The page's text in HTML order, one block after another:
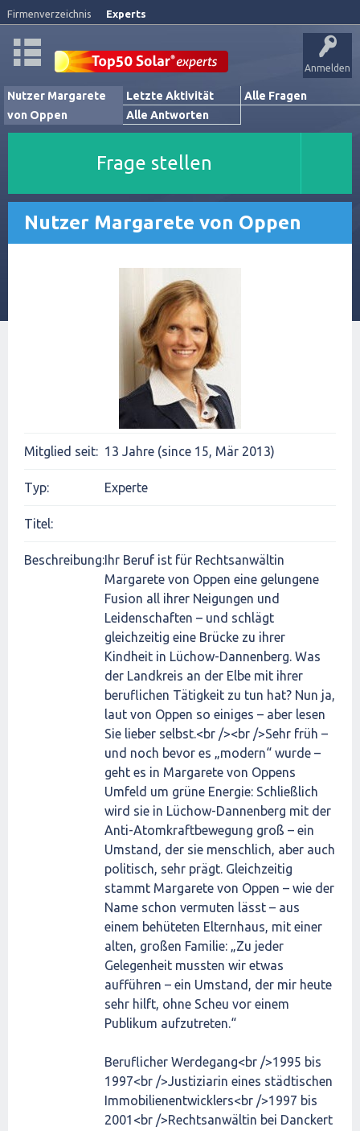
Firmenverzeichnis Experts
Anmelden
Nutzer Margarete
von Oppen
Letzte Aktivität
Alle Fragen
Alle Antworten
Frage stellen
Nutzer Margarete von Oppen
Mitglied seit: 13 Jahre (since 15, Mär 2013)
Typ: Experte
Titel:
Beschreibung:Ihr Beruf ist für Rechtsanwältin
Margarete von Oppen eine gelungene
Fusion all ihrer Neigungen und
Leidenschaften – und schlägt
gleichzeitig eine Brücke zu ihrer
Kindheit in Lüchow-Dannenberg. Was
der Landkreis an der Elbe mit ihrer
beruflichen Tätigkeit zu tun hat? Nun ja,
laut von Oppen so einiges – aber lesen
Sie lieber selbst.<br /><br />Sehr früh –
und noch bevor es „modern“ wurde –
geht es in Margarete von Oppens
Umfeld um grüne Energie: Schließlich
wird sie in Lüchow-Dannenberg mit der
Anti-Atomkraftbewegung groß – ein
Umstand, der sie menschlich, aber auch
politisch, sehr prägt. Gleichzeitig
stammt Margarete von Oppen – wie der
Name schon vermuten lässt – aus
einem behüteten Elternhaus, mit einer
alten, großen Familie: „Zu jeder
Gelegenheit mussten wir etwas
aufführen – ein Umstand, der mir heute
sehr hilft, ohne Scheu vor einem
Publikum aufzutreten.“
Beruflicher Werdegang<br />1995 bis
1997<br />Justiziarin eines städtischen
Immobilienentwicklers<br />1997 bis
2001<br />Rechtsanwältin bei Danckert